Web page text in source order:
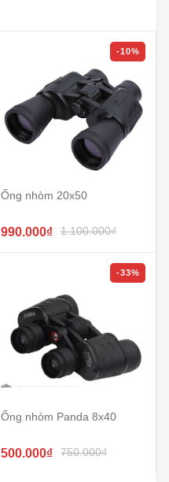
-10%
Ống nhòm 20x50
990.000₫ 1.100.000₫
-33%
Ống nhòm Panda 8x40
500.000₫ 750.000₫